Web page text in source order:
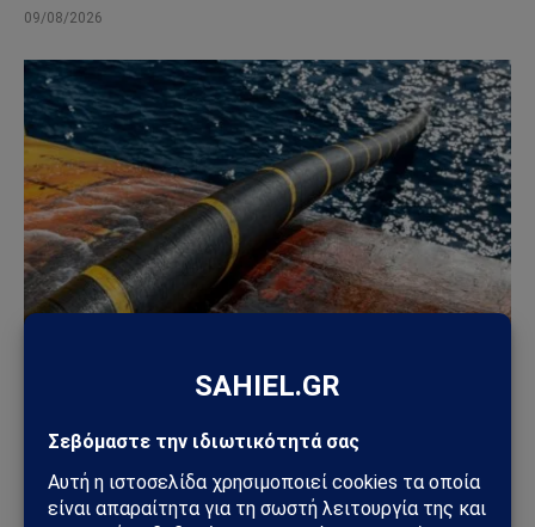
09/08/2026
Ηλεκτρική διασύνδεση Ελλάδας–Κύπρου: Η
μπαίνει δυναμικά στο γεωπολιτικό παιχνίδι
05/08/2026